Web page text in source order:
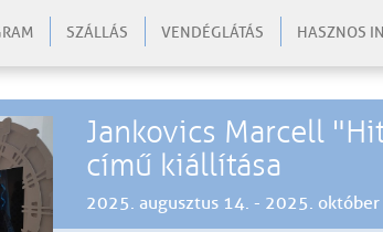
SZÁLLÁS VENDÉGLÁTÁS HASZNOS
Jankovics Marcell
című kiállítása
2025. augusztus 14. - 2025. október